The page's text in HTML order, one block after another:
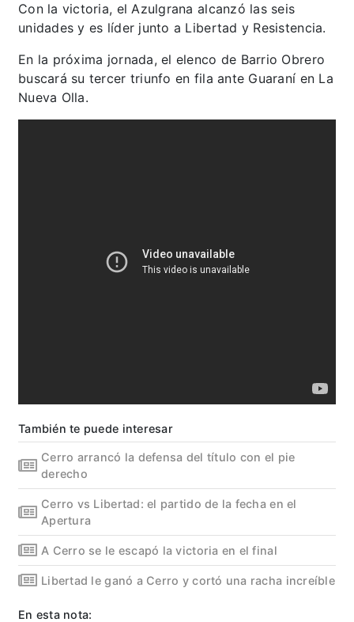
Con la victoria, el Azulgrana alcanzó las seis
unidades y es líder junto a Libertad y Resistencia.
En la próxima jornada, el elenco de Barrio Obrero
buscará su tercer triunfo en fila ante Guaraní en La
Nueva Olla.
También te puede interesar
Cerro arrancó la defensa del título con el pie
derecho
Cerro vs Libertad: el partido de la fecha en el
Apertura
A Cerro se le escapó la victoria en el final
Libertad le ganó a Cerro y cortó una racha increíble
En esta nota: